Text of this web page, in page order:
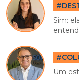
Sim:
Um